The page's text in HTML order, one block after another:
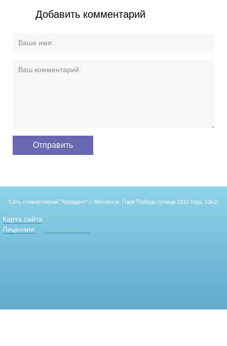
Добавить комментарий
Сеть стоматологий "Аурадент" г. Москва м. Парк Победы (улица 1812 года, 10к1)
Карта сайта
Лицензии